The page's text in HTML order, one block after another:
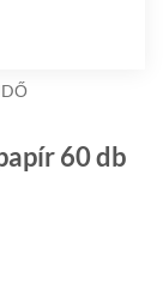
60 db